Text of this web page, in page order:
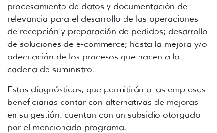
procesamiento de datos y documentación de
relevancia para el desarrollo de las operaciones
de recepción y preparación de pedidos; desarrollo
de soluciones de e-commerce; hasta la mejora y/o
adecuación de los procesos que hacen a la
cadena de suministro.
Estos diagnósticos, que permitirán a las empresas
beneficiarias contar con alternativas de mejoras
en su gestión, cuentan con un subsidio otorgado
por el mencionado programa.